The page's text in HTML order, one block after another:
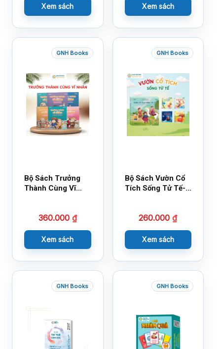
Xem sách Xem sách
GNH Books
Bộ Sách Trưởng
Thành Cùng Vĩ
360.000 ₫
Xem sách
GNH Books
Bộ Sách Vườn Cổ
Tích Sống Tử Tế-
260.000₫
Xem sách
GNH Books GNH Books